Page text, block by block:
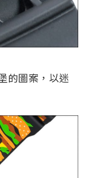
的圖案，以迷